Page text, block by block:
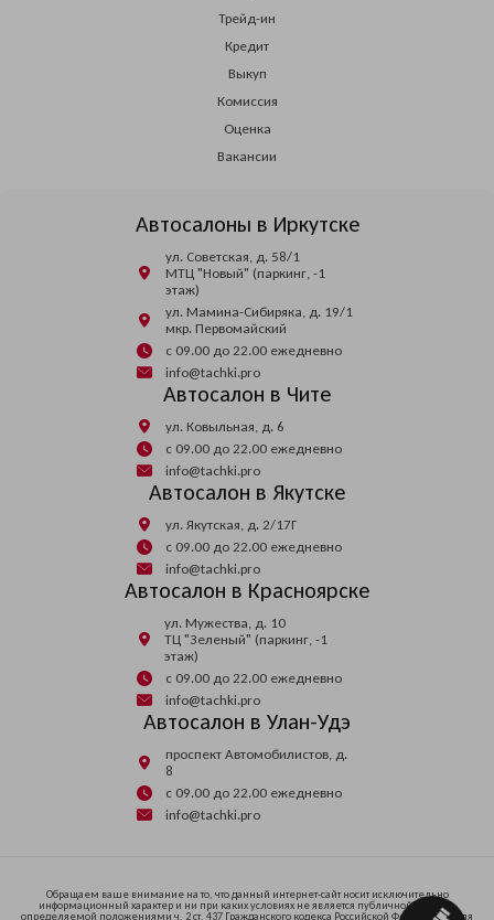
Трейд-ин
Кредит
Выкуп
Комиссия
Оценка
Вакансии
Автосалоны в Иркутске
ул. Советская, д. 58/1
МТЦ "Новый" (паркинг, -1
этаж)
ул. Мамина-Сибиряка, д. 19/1
мкр. Первомайский
с 09.00 до 22.00 ежедневно
info@tachki.pro
Автосалон в Чите
ул. Ковыльная, д. 6
с 09.00 до 22.00 ежедневно
info@tachki.pro
Автосалон в Якутске
ул. Якутская, д. 2/17Г
с 09.00 до 22.00 ежедневно
info@tachki.pro
Автосалон в Красноярске
ул. Мужества, д. 10
ТЦ "Зеленый" (паркинг, -1
этаж)
с 09.00 до 22.00 ежедневно
info@tachki.pro
Автосалон в Улан-Удэ
проспект Автомобилистов, д.
8
с 09.00 до 22.00 ежедневно
info@tachki.pro
Обращаем ваше внимание на то, что данный интернет-сайт носит исключительно
информационный характер и ни при каких условиях не является публичной офертой,
определяемой положениями ч. 2 ст. 437 Гражданского кодекса Российской Федерации. Для